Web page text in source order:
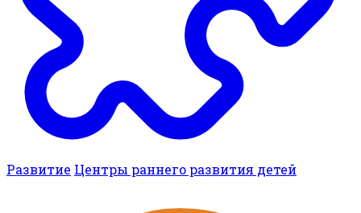
Развитие Центры раннего развития детей